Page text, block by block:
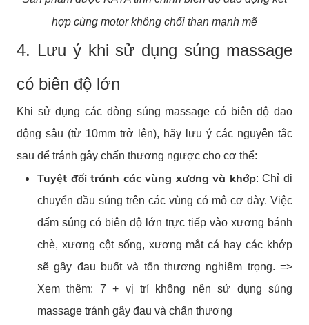
hợp cùng motor không chổi than mạnh mẽ
4. Lưu ý khi sử dụng súng massage
có biên độ lớn
Khi sử dụng các dòng súng massage có biên độ dao
động sâu (từ 10mm trở lên), hãy lưu ý các nguyên tắc
sau để tránh gây chấn thương ngược cho cơ thể:
Tuyệt đối tránh các vùng xương và khớp: Chỉ di
chuyển đầu súng trên các vùng có mô cơ dày. Việc
đấm súng có biên độ lớn trực tiếp vào xương bánh
chè, xương cột sống, xương mắt cá hay các khớp
sẽ gây đau buốt và tổn thương nghiêm trọng. =>
Xem thêm: 7 + vị trí không nên sử dụng súng
massage tránh gây đau và chấn thương